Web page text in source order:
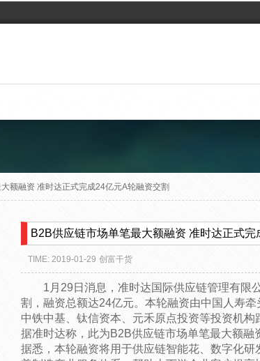
额融资 准时达正式完成24亿元A轮融资交割
B2B供应链市场单笔最大额融资 准时达正式完
TIME: 2019-01-29 创富干货
1月29日消息，准时达国际供应链管理有限
割，融资总额达24亿元。本轮融资由中国人寿
中铁中基、钛信资本、元禾原点投资等投资机构
据准时达称，此为B2B供应链市场单笔最大额融
据悉，本轮融资将用于供应链智能花、数字化